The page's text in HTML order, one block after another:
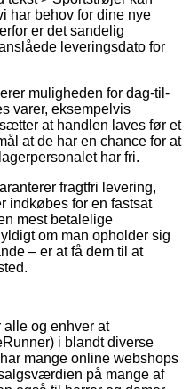
har behov for dine nye
er det sandelig
leveringsdato for
muligheden for dag-til-
varer, eksempelvis
at handlen laves før et
at de har en chance for at
har fri.
fragtfri levering,
indkøbes for en fastsat
mest betalelige
om man opholder sig
– er at få dem til at
og enhver at
i blandt diverse
mange online webshops
på mange af